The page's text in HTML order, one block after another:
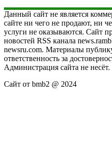
Данный сайт не является
сайте ни чего не продают, ни
услуги не оказываются. Сайт
новостей RSS канала
newsru.com. Материалы
ответственность за
Администрация сайта не несёт.
Сайт от bmb2 @ 2024